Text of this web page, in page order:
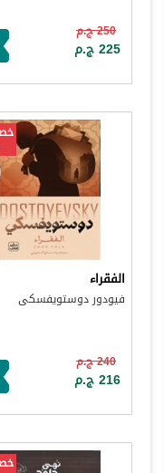
250 ج.م
225 ج.م
الفقراء
فيودور دوستويفسكى
240 ج.م
216 ج.م